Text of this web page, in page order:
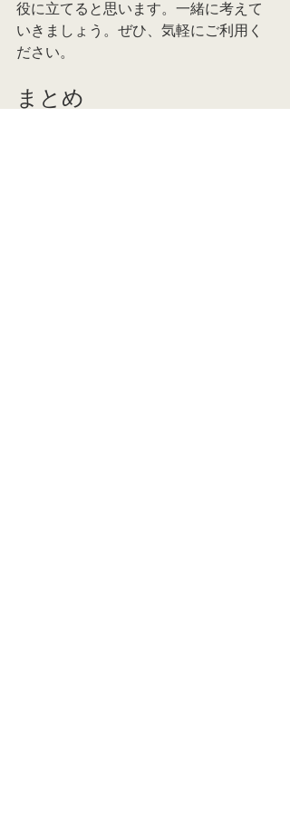
役に立てると思います。一緒に考えて
いきましょう。ぜひ、気軽にご利用く
ださい。
まとめ